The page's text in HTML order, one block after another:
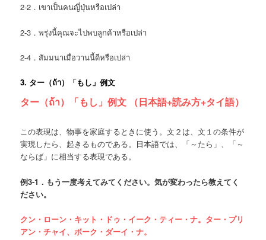
2-2．เขาเป็นคนญี่ปุ่นหรือเปล่า
2-3．พรุ่งนี้คุณจะไปพบลูกค้าหรือเปล่า
2-4．สัมมนาเมื่อวานนี้ดีหรือเปล่า
3. ター（ถ้า）「もし」例文
ター（ถ้า）「もし」例文 （日本語+読み方+タイ語）
この表現は、物事を家庭するときに使う。文２は、文１の条件が
実現したら、起きるものである。日本語では、「～たら」、「～
ならば」に相当する表現である。
例3-1． もう一度考えてみてください。気が変わったら教えてく
ださい。
クン・ローン・キット・ドゥ・イーク・ティー・ナ。ター・プリ
アン・チャイ、ボーク・ダーイ・ナ。